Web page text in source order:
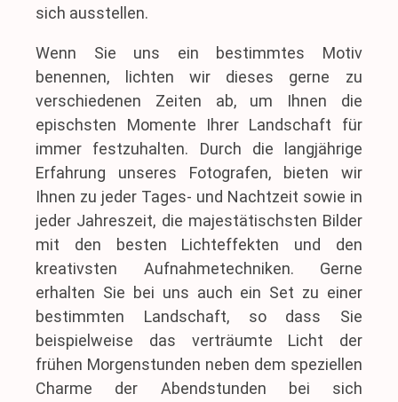
sich ausstellen.
Wenn Sie uns ein bestimmtes Motiv
benennen, lichten wir dieses gerne zu
verschiedenen Zeiten ab, um Ihnen die
epischsten Momente Ihrer Landschaft für
immer festzuhalten. Durch die langjährige
Erfahrung unseres Fotografen, bieten wir
Ihnen zu jeder Tages- und Nachtzeit sowie in
jeder Jahreszeit, die majestätischsten Bilder
mit den besten Lichteffekten und den
kreativsten Aufnahmetechniken. Gerne
erhalten Sie bei uns auch ein Set zu einer
bestimmten Landschaft, so dass Sie
beispielweise das verträumte Licht der
frühen Morgenstunden neben dem speziellen
Charme der Abendstunden bei sich